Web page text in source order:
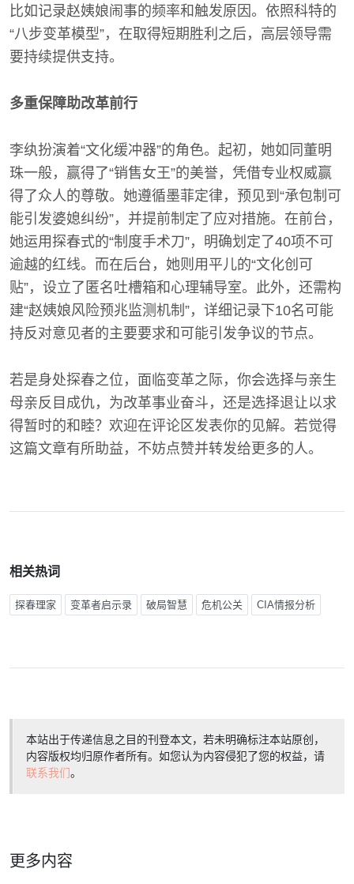
比如记录赵姨娘闹事的频率和触发原因。依照科特的
“八步变革模型”，在取得短期胜利之后，高层领导需
要持续提供支持。
多重保障助改革前行
李纨扮演着“文化缓冲器”的角色。起初，她如同董明
珠一般，赢得了“销售女王”的美誉，凭借专业权威赢
得了众人的尊敬。她遵循墨菲定律，预见到“承包制可
能引发婆媳纠纷”，并提前制定了应对措施。在前台，
她运用探春式的“制度手术刀”，明确划定了40项不可
逾越的红线。而在后台，她则用平儿的“文化创可
贴”，设立了匿名吐槽箱和心理辅导室。此外，还需构
建“赵姨娘风险预兆监测机制”，详细记录下10名可能
持反对意见者的主要要求和可能引发争议的节点。
若是身处探春之位，面临变革之际，你会选择与亲生
母亲反目成仇，为改革事业奋斗，还是选择退让以求
得暂时的和睦？欢迎在评论区发表你的见解。若觉得
这篇文章有所助益，不妨点赞并转发给更多的人。
相关热词
探春理家 变革者启示录 破局智慧 危机公关 CIA情报分析
本站出于传递信息之目的刊登本文，若未明确标注本站原创，
内容版权均归原作者所有。如您认为内容侵犯了您的权益，请
联系我们。
更多内容